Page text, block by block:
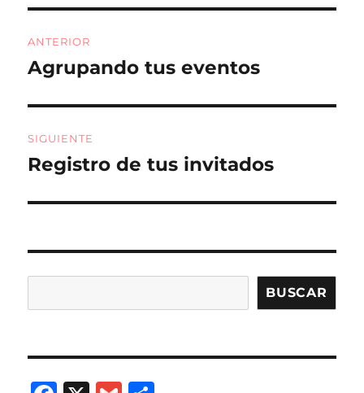
o
o
k
rt
de
ANTERIOR
Entrada
Agrupando tus eventos
SIGUIENTE
Entrada
Registro de tus invitados
BUSCAR